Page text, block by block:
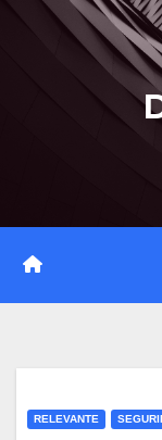
RELEVANTE